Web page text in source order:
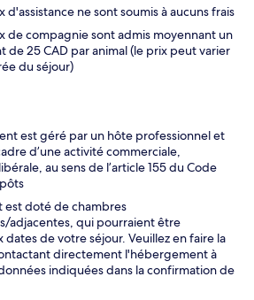
d'assistance ne sont soumis à aucuns frais
de compagnie sont admis moyennant un
de 25 CAD par animal (le prix peut varier
du séjour)
est géré par un hôte professionnel et
d’une activité commerciale,
au sens de l’article 155 du Code
est doté de chambres
adjacentes, qui pourraient être
dates de votre séjour. Veuillez en faire la
directement l'hébergement à
indiquées dans la confirmation de